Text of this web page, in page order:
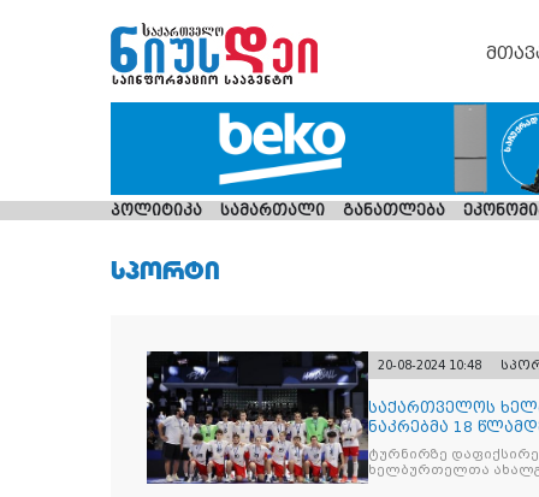
პოლიტიკა სამართალი განათლება
ᲡᲞᲝᲠᲢᲘ
20-08-2024 10:48
საქართველოს
ნაკრებმა 18
დაასრულა!
ტურნირზე
ხელბურთელთა